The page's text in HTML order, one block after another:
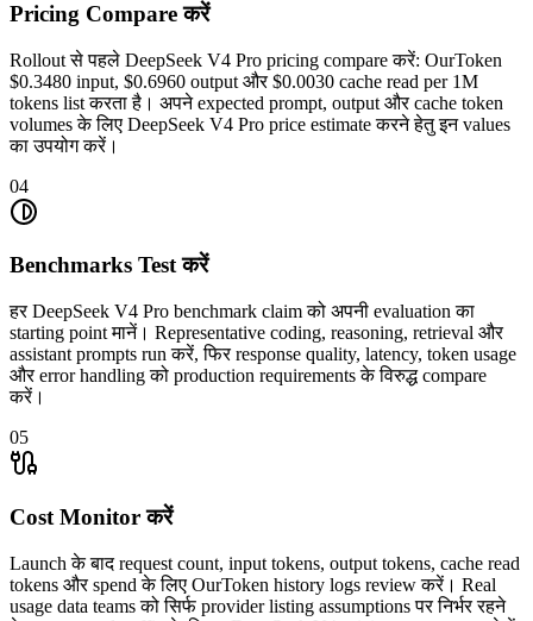
Pricing Compare करें
Rollout से पहले DeepSeek V4 Pro pricing compare करें: OurToken
$0.3480 input, $0.6960 output और $0.0030 cache read per 1M
tokens list करता है। अपने expected prompt, output और cache token
volumes के लिए DeepSeek V4 Pro price estimate करने हेतु इन values
का उपयोग करें।
04
Benchmarks Test करें
हर DeepSeek V4 Pro benchmark claim को अपनी evaluation का
starting point मानें। Representative coding, reasoning, retrieval और
assistant prompts run करें, फिर response quality, latency, token usage
और error handling को production requirements के विरुद्ध compare
करें।
05
Cost Monitor करें
Launch के बाद request count, input tokens, output tokens, cache read
tokens और spend के लिए OurToken history logs review करें। Real
usage data teams को सिर्फ provider listing assumptions पर निर्भर रहने